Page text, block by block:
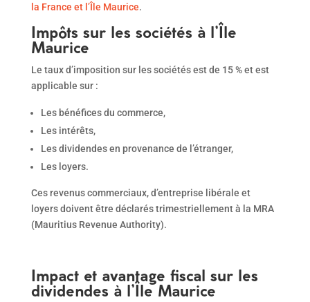
la France et l’Île Maurice.
Impôts sur les sociétés à l’Île
Maurice
Le taux d’imposition sur les sociétés est de 15 % et est
applicable sur :
Les bénéfices du commerce,
Les intérêts,
Les dividendes en provenance de l’étranger,
Les loyers.
Ces revenus commerciaux, d’entreprise libérale et
loyers doivent être déclarés trimestriellement à la MRA
(Mauritius Revenue Authority).
Impact et avantage fiscal sur les
dividendes à l’Île Maurice